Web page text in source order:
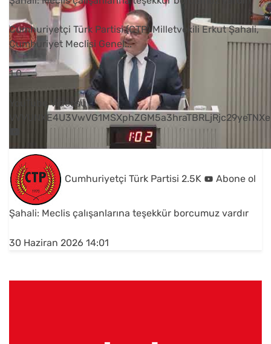
Cumhuriyetçi Türk Partisi (CTP) Milletvekili Erkut Şahali,
Cumhuriyet Meclisi Genel...
1 0
YouTube Videosu
Cumhuriyetçi Türk Partisi 2.5K Abone ol
Şahali: Meclis çalışanlarına teşekkür borcumuz vardır
30 Haziran 2026 14:01